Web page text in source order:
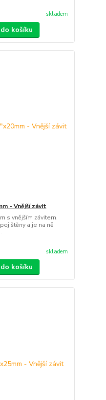
skladem
košíku
- Vnější závit
s vnějším závitem.
a je na ně
skladem
košíku